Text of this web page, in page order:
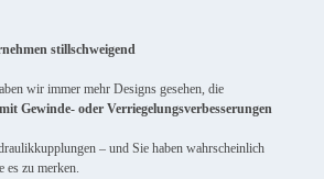
stillschweigend
wir immer mehr Designs gesehen, die
Gewinde- oder Verriegelungsverbesserungen
– und Sie haben wahrscheinlich
es zu merken.